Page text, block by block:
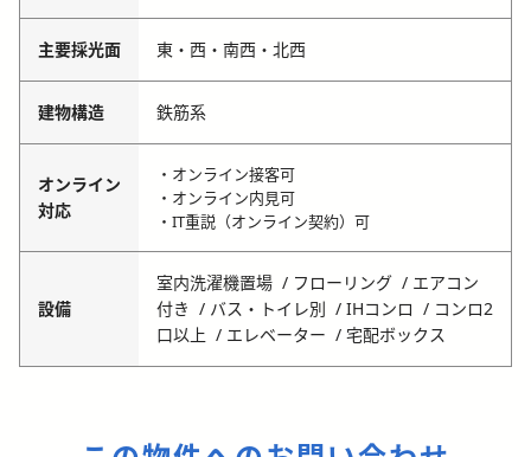
主要採光面 東・西・南西・北西
建物構造 鉄筋系
オンライン
対応
・オンライン接客可
・オンライン内見可
・IT重説（オンライン契約）可
設備
室内洗濯機置場 フローリング
エアコン
付き
バス・トイレ別 IHコンロ
コンロ2
口以上
エレベーター 宅配ボックス